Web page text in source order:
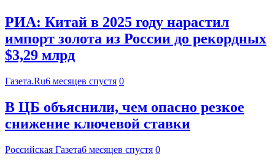
РИА: Китай в 2025 году нарастил
импорт золота из России до рекордных
$3,29 млрд
Газета.Ru6 месяцев спустя 0
В ЦБ объяснили, чем опасно резкое
снижение ключевой ставки
Российская Газета6 месяцев спустя 0